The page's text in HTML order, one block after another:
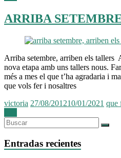
ARRIBA
Arriba setembre, arriben els tallers
nova etapa amb uns tallers nous.
més a mes el que t’ha agradaria i
que vols fer i nosaltres
victoria 27/08/201210/01/2021 que
Entradas recientes